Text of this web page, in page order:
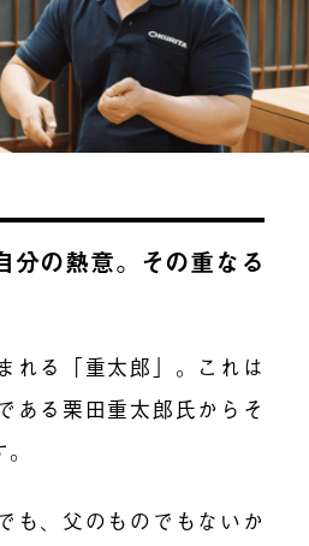
分の熱意。その重なる
れる「重太郎」。これは
ある栗田重太郎氏からそ
も、父のものでもないか